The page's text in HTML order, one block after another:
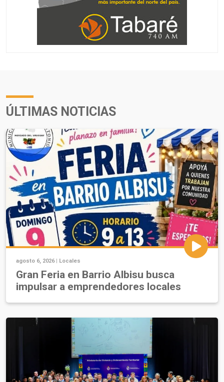
ÚLTIMAS NOTICIAS
agosto 6, 2026 | Locales
Gran Feria en Barrio Albisu busca
impulsar a emprendedores locales